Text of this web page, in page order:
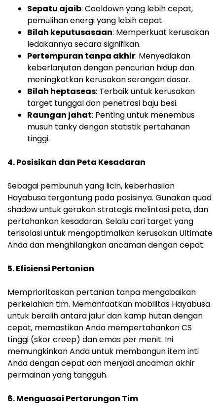
Sepatu ajaib: Cooldown yang lebih cepat,
pemulihan energi yang lebih cepat.
Bilah keputusasaan: Memperkuat kerusakan
ledakannya secara signifikan.
Pertempuran tanpa akhir: Menyediakan
keberlanjutan dengan pencurian hidup dan
meningkatkan kerusakan serangan dasar.
Bilah heptaseas: Terbaik untuk kerusakan
target tunggal dan penetrasi baju besi.
Raungan jahat: Penting untuk menembus
musuh tanky dengan statistik pertahanan
tinggi.
4. Posisikan dan Peta Kesadaran
Sebagai pembunuh yang licin, keberhasilan
Hayabusa tergantung pada posisinya. Gunakan quad
shadow untuk gerakan strategis melintasi peta, dan
pertahankan kesadaran. Selalu cari target yang
terisolasi untuk mengoptimalkan kerusakan Ultimate
Anda dan menghilangkan ancaman dengan cepat.
5. Efisiensi Pertanian
Memprioritaskan pertanian tanpa mengabaikan
perkelahian tim. Memanfaatkan mobilitas Hayabusa
untuk beralih antara jalur dan kamp hutan dengan
cepat, memastikan Anda mempertahankan CS
tinggi (skor creep) dan emas per menit. Ini
memungkinkan Anda untuk membangun item inti
Anda dengan cepat dan menjadi ancaman akhir
permainan yang tangguh.
6. Menguasai Pertarungan Tim